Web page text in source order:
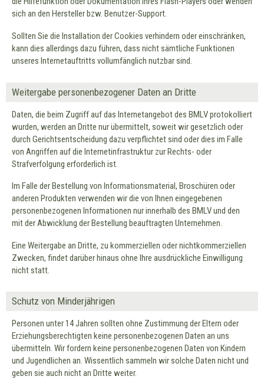
sich an den Hersteller bzw. Benutzer-Support.
Sollten Sie die Installation der Cookies verhindern oder einschränken,
kann dies allerdings dazu führen, dass nicht sämtliche Funktionen
unseres Internetauftritts vollumfänglich nutzbar sind.
Weitergabe personenbezogener Daten an Dritte
Daten, die beim Zugriff auf das Internetangebot des BMLV protokolliert
wurden, werden an Dritte nur übermittelt, soweit wir gesetzlich oder
durch Gerichtsentscheidung dazu verpflichtet sind oder dies im Falle
von Angriffen auf die Internetinfrastruktur zur Rechts- oder
Strafverfolgung erforderlich ist.
Im Falle der Bestellung von Informationsmaterial, Broschüren oder
anderen Produkten verwenden wir die von Ihnen eingegebenen
personenbezogenen Informationen nur innerhalb des BMLV und den
mit der Abwicklung der Bestellung beauftragten Unternehmen.
Eine Weitergabe an Dritte, zu kommerziellen oder nichtkommerziellen
Zwecken, findet darüber hinaus ohne Ihre ausdrückliche Einwilligung
nicht statt.
Schutz von Minderjährigen
Personen unter 14 Jahren sollten ohne Zustimmung der Eltern oder
Erziehungsberechtigten keine personenbezogenen Daten an uns
übermitteln. Wir fordern keine personenbezogenen Daten von Kindern
und Jugendlichen an. Wissentlich sammeln wir solche Daten nicht und
geben sie auch nicht an Dritte weiter.